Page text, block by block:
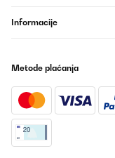
Informacije
Metode plaćanja